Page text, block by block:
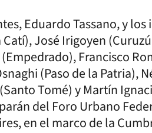
Eduardo Tassano, y
Catí), José Irigoyen
Francisco
(Paso de la Patria),
Tomé) y Martín
del Foro Urbano
en el marco de la